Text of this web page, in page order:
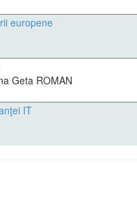
europene
Geta ROMAN
IT